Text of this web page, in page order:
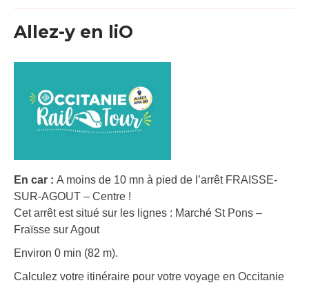
Allez-y en liO
En car : A moins de 10 mn à pied de l’arrêt FRAISSE-
SUR-AGOUT – Centre !
Cet arrêt est situé sur les lignes : Marché St Pons –
Fraïsse sur Agout
Environ 0 min (82 m).
Calculez votre itinéraire pour votre voyage en Occitanie